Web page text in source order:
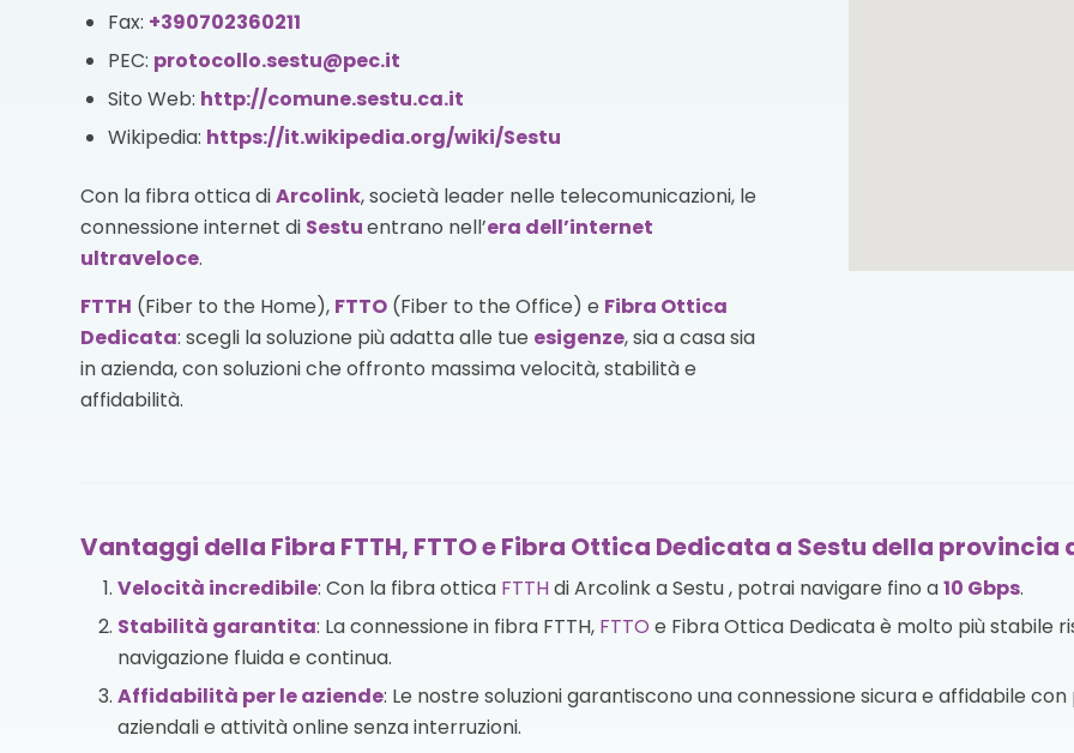
Fax: +390702360211
PEC: protocollo.sestu@pec.it
Sito Web: http://comune.sestu.ca.it
Wikipedia: https://it.wikipedia.org/wiki/Sestu
Con la fibra ottica diArcolink, società leader nelle telecomunicazioni, le
connessione internet di Sestuentrano nell’era dell’internet
ultraveloce.
FTTH (Fiber to the Home), FTTO (Fiber to the Office) e Fibra Ottica
Dedicata: scegli la soluzione più adatta alle tue esigenze, sia a casa sia
in azienda, con soluzioni che offronto massima velocità, stabilità e
affidabilità.
Vantaggi della Fibra FTTH, FTTO e Fibra Ottica Dedicata a Sestu della provincia
Velocità incredibile: Con la fibra ottica FTTHdi Arcolink a Sestu , potrai navigare fino a10 Gbps.
Stabilità garantita: La connessione in fibra FTTH, FTTO e Fibra Ottica Dedicata è molto più stabile
navigazione fluida e continua.
Affidabilità per le aziende: Le nostre soluzioni garantiscono una connessione sicura e affidabile
aziendali e attività online senza interruzioni.